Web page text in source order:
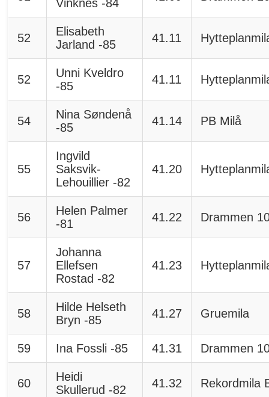
Vinknes -84
52
Elisabeth
Jarland -85
41.11
52
Unni Kveldro
-85
41.11
54
Nina Søndenå
-85
41.14 PB Milå
55
Ingvild
Saksvik-
Lehouillier -82
41.20
56
Helen Palmer
-81
41.22 Drammen
57
Johanna
Ellefsen
Rostad -82
41.23
58
Hilde Helseth
Bryn -85
41.27 Gruemila
59 Ina Fossli -85 41.31 Drammen
60
Heidi
Skullerud -82
41.32 Rekordmila